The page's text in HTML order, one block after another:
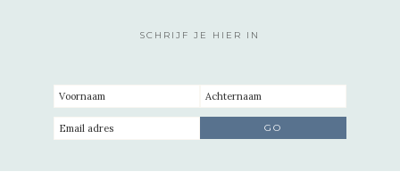
SCHRIJF JE HIER IN